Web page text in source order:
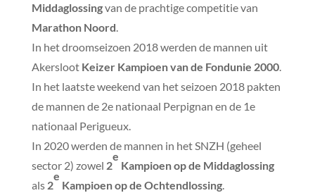
Middaglossingvan de prachtige competitie van
Marathon Noord.
In het droomseizoen 2018 werden de mannen uit
AkerslootKeizer Kampioen van de Fondunie 2000.
In het laatste weekend van het seizoen 2018 pakten
de mannen de 2e nationaal Perpignan en de 1e
nationaal Perigueux.
In 2020 werden de mannen in het SNZH (geheel
sector 2) zowel 2
e
Kampioen op de Middaglossing
als 2
e
Kampioen op de Ochtendlossing.